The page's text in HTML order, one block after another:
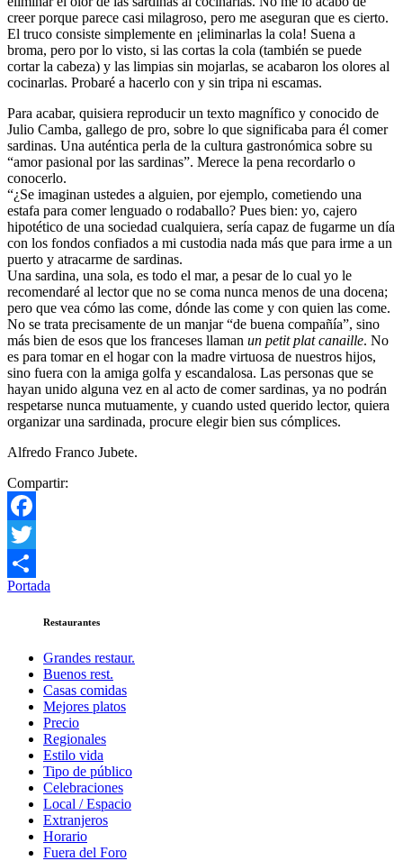
creer porque parece casi milagroso, pero me aseguran que es cierto.
El truco consiste simplemente en ¡eliminarlas la cola! Suena a
broma, pero por lo visto, si las cortas la cola (también se puede
cortar la cabeza) y las limpias sin mojarlas, se acabaron los olores al
cocinarlas. Probaré a hacerlo con y sin tripa ni escamas.
Para acabar, quisiera reproducir un texto magnífico y conocido de
Julio Camba, gallego de pro, sobre lo que significaba para él comer
sardinas. Una auténtica perla de la cultura gastronómica sobre su
“amor pasional por las sardinas”. Merece la pena recordarlo o
conocerlo.
“¿Se imaginan ustedes a alguien, por ejemplo, cometiendo una
estafa para comer lenguado o rodaballo? Pues bien: yo, cajero
hipotético de una sociedad cualquiera, sería capaz de fugarme un día
con los fondos confiados a mi custodia nada más que para irme a un
puerto y atracarme de sardinas.
Una sardina, una sola, es todo el mar, a pesar de lo cual yo le
recomendaré al lector que no se coma nunca menos de una docena;
pero que vea cómo las come, dónde las come y con quien las come.
No se trata precisamente de un manjar “de buena compañía”, sino
más bien de esos que los franceses llaman un petit plat canaille. No
es para tomar en el hogar con la madre virtuosa de nuestros hijos,
sino fuera con la amiga golfa y escandalosa. Las personas que se
hayan unido alguna vez en al acto de comer sardinas, ya no podrán
respetarse nunca mutuamente, y cuando usted querido lector, quiera
organizar una sardinada, procure elegir bien sus cómplices.
Alfredo Franco Jubete.
Compartir:
Facebook
Twitter
Compartir
Portada
Restaurantes
Grandes restaur.
Buenos rest.
Casas comidas
Mejores platos
Precio
Regionales
Estilo vida
Tipo de público
Celebraciones
Local / Espacio
Extranjeros
Horario
Fuera del Foro